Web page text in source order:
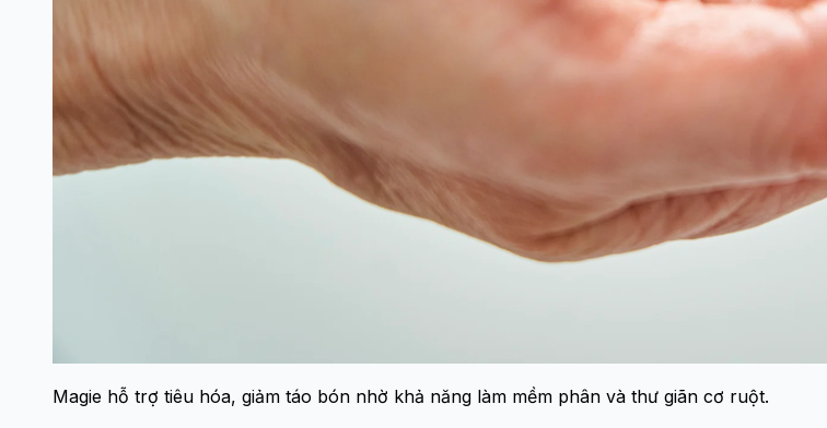
Magie hỗ trợ tiêu hóa, giảm táo bón nhờ khả năng làm mềm phân và thư giãn cơ ruột.